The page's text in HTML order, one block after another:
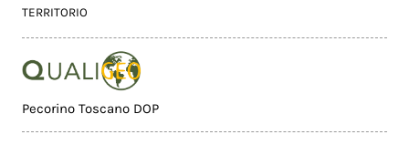
TERRITORIO
Pecorino Toscano DOP